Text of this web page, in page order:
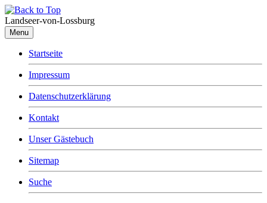
Landseer-von-Lossburg
Menu
Startseite
Impressum
Datenschutzerklärung
Kontakt
Unser Gästebuch
Sitemap
Suche